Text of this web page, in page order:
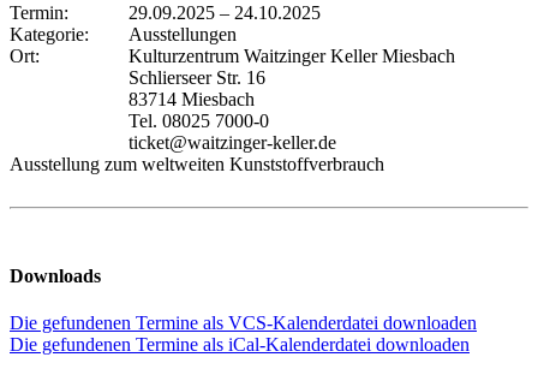
Termin: 29.09.2025 – 24.10.2025
Kategorie:
Ausstellungen
Ort:
Kulturzentrum Waitzinger Keller Miesbach
Schlierseer Str. 16
83714 Miesbach
Tel. 08025 7000-0
ticket@waitzinger-keller.de
Ausstellung zum weltweiten Kunststoffverbrauch
Downloads
Die gefundenen Termine als VCS-Kalenderdatei downloaden
Die gefundenen Termine als iCal-Kalenderdatei downloaden